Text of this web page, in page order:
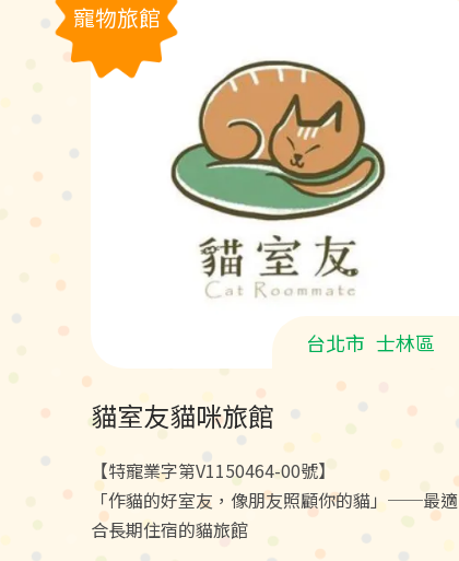
寵物旅館
台北市 士林區
貓室友貓咪旅館
【特寵業字第V1150464-00號】
「作貓的好室友，像朋友照顧你的貓」──最適
合長期住宿的貓旅館